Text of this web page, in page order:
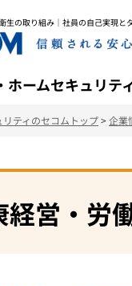
ホームセキュリテ
生の取り組み｜社員の自己実現と
ティのセコムトップ>企業
経営・労